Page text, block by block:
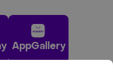
AppGallery